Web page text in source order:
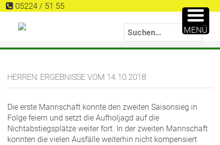
05224 / 51 55
HERREN: ERGEBNISSE VOM 14.10.2018
Die erste Mannschaft konnte den zweiten Saisonsieg in
Folge feiern und setzt die Aufholjagd auf die
Nichtabstiegsplätze weiter fort. In der zweiten Mannschaft
konnten die vielen Ausfälle weiterhin nicht kompensiert
MENÜ